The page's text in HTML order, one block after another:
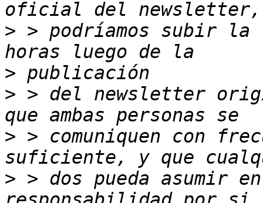
> > podríamos subir la
>
> > del newsletter
> > comuniquen con
> > dos pueda asumir